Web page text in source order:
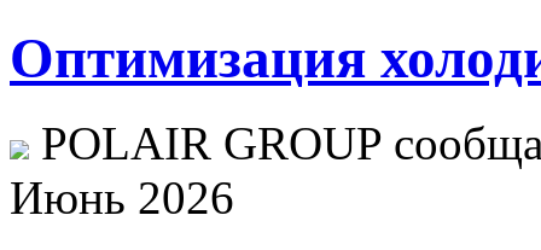
Оптимизация
POLAIR GROUP
Июнь 2026